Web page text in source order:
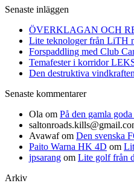
Senaste inläggen
ÖVERKLAGAN OCH
Lite teknologer från LiTH
Forspaddling med Club
Temafester i korridor
Den destruktiva vindkraften
Senaste kommentarer
Ola om På den gamla
Avawafom Den svenska
Paito Warna HK 4D om
jpsarang om Lite golf från
Arkiv